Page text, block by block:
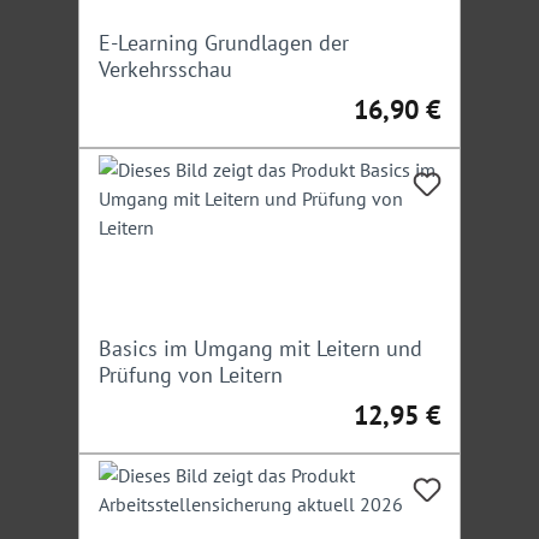
Irrtümer/Änderungen vorbehalten
E-Learning Grundlagen der
Verkehrsschau
Regulärer Preis:
16,90 €
Basics im Umgang mit Leitern und
Prüfung von Leitern
Regulärer Preis:
12,95 €